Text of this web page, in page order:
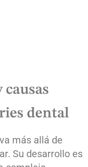
causas
dental
va más allá de
Su desarrollo es